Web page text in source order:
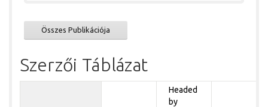
Összes Publikációja
Szerzői Táblázat
Headed
by